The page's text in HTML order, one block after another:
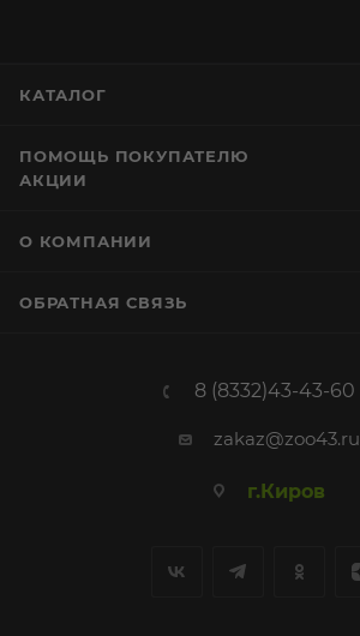
КАТАЛОГ
ПОМОЩЬ ПОКУПАТЕЛЮ
АКЦИИ
О КОМПАНИИ
ОБРАТНАЯ СВЯЗЬ
8 (8332)43-43-60
zakaz@zoo43.ru
г.Киров